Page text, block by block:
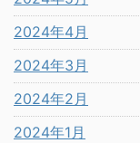
2024年4月
2024年3月
2024年2月
2024年1月